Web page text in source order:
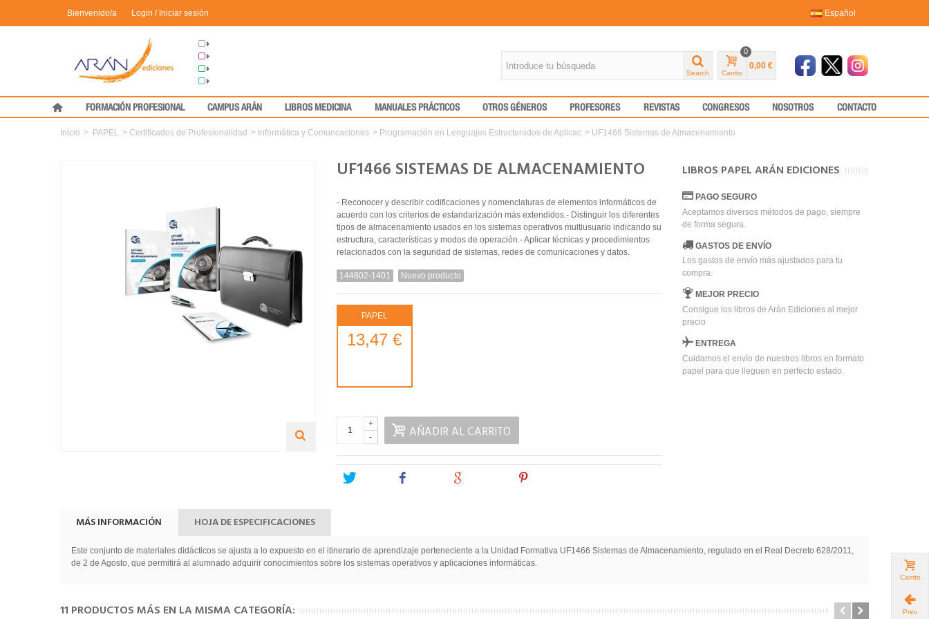
Español
Bienvenido/a Login / Iniciar sesión
Grupo Arán
Congresos
Formación
Medical Press
Search Carrito
0
0,00 €
FORMACIÓN PROFESIONAL CAMPUS ARÁN LIBROS MEDICINA MANUALES PRÁCTICOS OTROS GÉNEROS PROFESORES REVISTAS CONGRESOS NOSOTROS CONTACTO
Inicio > PAPEL > Certificados de Profesionalidad > Informática y Comuncaciones > Programación en Lenguajes Estructurados de Aplicac > UF1466 Sistemas de Almacenamiento
UF1466 SISTEMAS DE ALMACENAMIENTO
- Reconocer y describir codificaciones y nomenclaturas de elementos informáticos de
acuerdo con los criterios de estandarización más extendidos.- Distinguir los diferentes
tipos de almacenamiento usados en los sistemas operativos multiusuario indicando su
estructura, características y modos de operación.- Aplicar técnicas y procedimientos
relacionados con la seguridad de sistemas, redes de comunicaciones y datos.
144802-1401 Nuevo producto
PAPEL
13,47 €
-
+ AÑADIR AL CARRITO
Tweet
LIBROS PAPEL ARÁN EDICIONES
PAGO SEGURO
Aceptamos diversos métodos de pago, siempre
de forma segura.
GASTOS DE ENVÍO
Los gastos de envío más ajustados para tu
compra.
MEJOR PRECIO
Consigue los libros de Arán Ediciones al mejor
precio
ENTREGA
Cuidamos el envío de nuestros libros en formato
papel para que lleguen en perfecto estado.
MÁS INFORMACIÓN HOJA DE ESPECIFICACIONES
Este conjunto de materiales didácticos se ajusta a lo expuesto en el itinerario de aprendizaje perteneciente a la Unidad Formativa UF1466 Sistemas de Almacenamiento, regulado en el Real Decreto 628/2011,
de 2 de Agosto, que permitirá al alumnado adquirir conocimientos sobre los sistemas operativos y aplicaciones informáticas.
11 PRODUCTOS MÁS EN LA MISMA CATEGORÍA:
Carrito
Prev